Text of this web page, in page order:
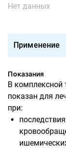
Нет данных
Применение
Показания
В комплексной
показан для
при: